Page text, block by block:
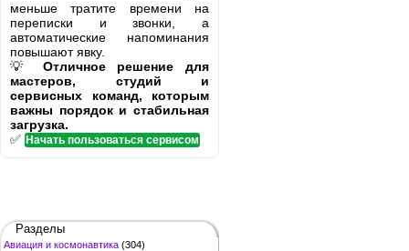
меньше тратите времени на
переписки и звонки, а
автоматические напоминания
повышают явку.
💡 Отличное решение для
мастеров, студий и
сервисных команд, которым
важны порядок и стабильная
загрузка.
✅ Начать пользоваться сервисом
Разделы
Авиация и космонавтика (304)